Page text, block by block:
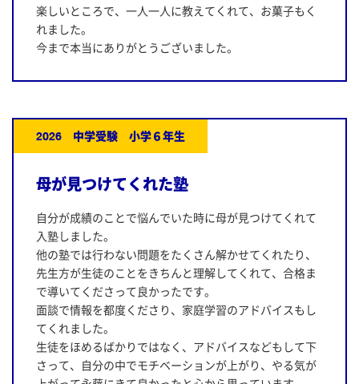
楽しいところで、一人一人に教えてくれて、お菓子もく
れました。
今まで本当にありがとうございました。
2026 中学受験 小学６年生
母が見つけてくれた塾
自分が成績のことで悩んでいた時に母が見つけてくれて
入塾しました。
他の塾では行わない問題をたくさん解かせてくれたり、
先生方が生徒のことをきちんと理解してくれて、合格ま
で導いてくださって良かったです。
面談で情報を都度くださり、家庭学習のアドバイスもし
てくれました。
生徒をほめるばかりではなく、アドバイスなどもして下
さって、自分の中でモチベーションが上がり、やる気が